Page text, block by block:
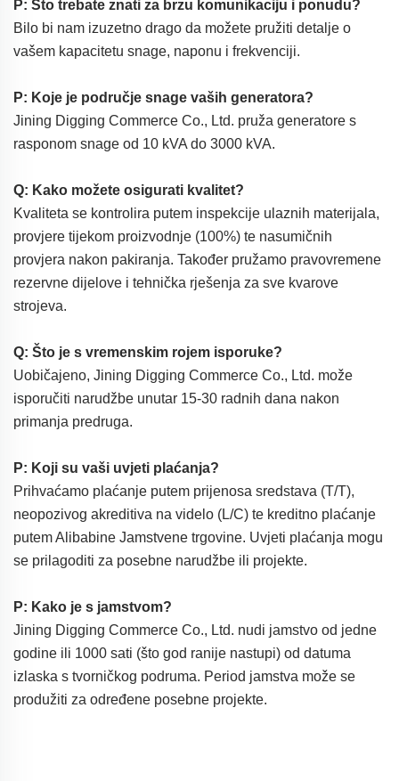
P: Što trebate znati za brzu komunikaciju i ponudu?
Bilo bi nam izuzetno drago da možete pružiti detalje o
vašem kapacitetu snage, naponu i frekvenciji.
P: Koje je područje snage vaših generatora?
Jining Digging Commerce Co., Ltd. pruža generatore s
rasponom snage od 10 kVA do 3000 kVA.
Q: Kako možete osigurati kvalitet?
Kvaliteta se kontrolira putem inspekcije ulaznih materijala,
provjere tijekom proizvodnje (100%) te nasumičnih
provjera nakon pakiranja. Također pružamo pravovremene
rezervne dijelove i tehnička rješenja za sve kvarove
strojeva.
Q: Što je s vremenskim rojem isporuke?
Uobičajeno, Jining Digging Commerce Co., Ltd. može
isporučiti narudžbe unutar 15-30 radnih dana nakon
primanja predruga.
P: Koji su vaši uvjeti plaćanja?
Prihvaćamo plaćanje putem prijenosa sredstava (T/T),
neopozivog akreditiva na videlo (L/C) te kreditno plaćanje
putem Alibabine Jamstvene trgovine. Uvjeti plaćanja mogu
se prilagoditi za posebne narudžbe ili projekte.
P: Kako je s jamstvom?
Jining Digging Commerce Co., Ltd. nudi jamstvo od jedne
godine ili 1000 sati (što god ranije nastupi) od datuma
izlaska s tvorničkog podruma. Period jamstva može se
produžiti za određene posebne projekte.